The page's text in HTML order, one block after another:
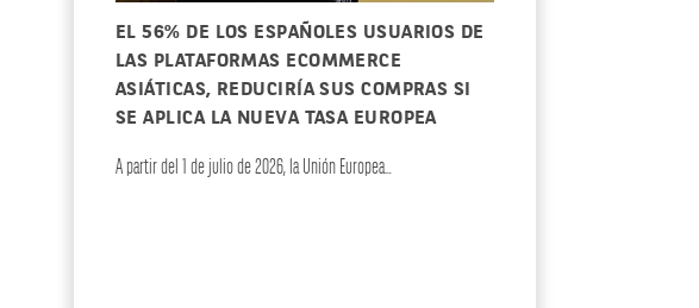
EL 56% DE LOS ESPAÑOLES USUARIOS DE
LAS PLATAFORMAS ECOMMERCE
ASIÁTICAS, REDUCIRÍA SUS COMPRAS SI
SE APLICA LA NUEVA TASA EUROPEA
A partir del 1 de julio de 2026, la Unión Europea…